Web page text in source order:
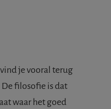
je vooral terug
filosofie is dat
waar het goed